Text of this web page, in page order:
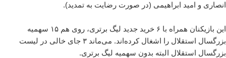
انصاری و امید ابراهیمی (در صورت رضایت به تمدید).
این بازیکنان همراه با ۶ خرید جدید لیگ برتری، روی هم ۱۵ سهمیه
بزرگسال استقلال را اشغال کرده‌اند. می‌ماند ۳ جای خالی در لیست
بزرگسال استقلال البته بدون سهمیه لیگ برتری.